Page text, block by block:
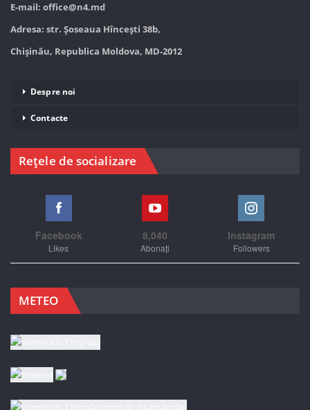
E-mail: office@n4.md
Adresa: str. Șoseaua Hînceşti 38b,
Chișinău, Republica Moldova, MD-2012
Despre noi
Contacte
Rețele de socializare
Facebook
Likes
8,040
Abonați
Instagram
Followers
METEO